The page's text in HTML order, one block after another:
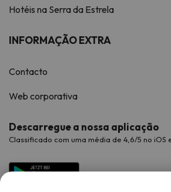
Hotéis na Serra da Estrela
INFORMAÇÃO EXTRA
Contacto
Web corporativa
Descarregue a nossa aplicação
Classificado com uma média de 4,6/5 no iOS